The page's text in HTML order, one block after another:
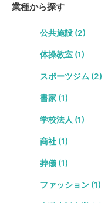
業種から探す
公共施設 (2)
体操教室 (1)
スポーツジム (2)
書家 (1)
学校法人 (1)
商社 (1)
葬儀 (1)
ファッション (1)